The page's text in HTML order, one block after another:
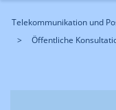
Telekommunikation und
Öffentliche